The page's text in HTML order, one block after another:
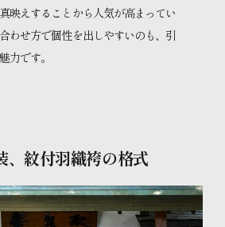
映えすることから人気が高まってい
わせ方で個性を出しやすいのも、引
力です。
、紋付羽織袴の格式